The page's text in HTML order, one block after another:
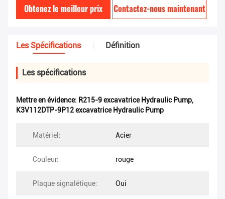
Obtenez le meilleur prix Contactez-nous maintenant
Les Spécifications Définition
Les spécifications
Mettre en évidence: R215-9 excavatrice Hydraulic Pump,
K3V112DTP-9P12 excavatrice Hydraulic Pump
Matériel: Acier
Couleur: rouge
Plaque signalétique: Oui